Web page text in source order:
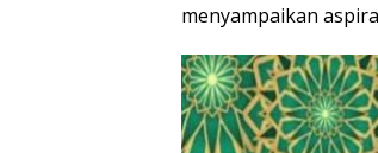
menyampaikan